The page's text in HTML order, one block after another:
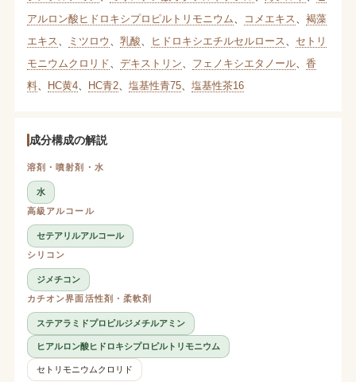
アルロン酸ヒドロキシプロピルトリモニウム
コメエキス
褐藻
エキス
ミツロウ 乳酸 ヒドロキシエチルセルロース
セトリ
モニウムクロリド
デキストリン フェノキシエタノール、 香
料、 HC黄4、 HC青2、 塩基性青75、 塩基性茶16
成分構成の解説
溶剤・噴射剤・水
水
高級アルコール
セテアリルアルコール
シリコン
ジメチコン
カチオン界面活性剤・柔軟剤
ステアラミドプロピルジメチルアミン
ヒアルロン酸ヒドロキシプロピルトリモニウム
セトリモニウムクロリド